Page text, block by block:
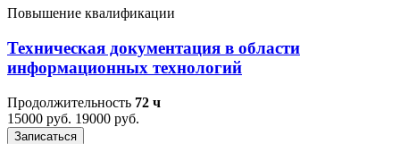
Повышение квалификации
Техническая документация в области
информационных технологий
Продолжительность 72 ч
15000 руб. 19000 руб.
Записаться